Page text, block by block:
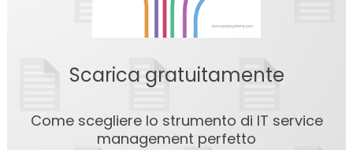
Scarica gratuitamente
Come scegliere lo strumento di IT service
management perfetto